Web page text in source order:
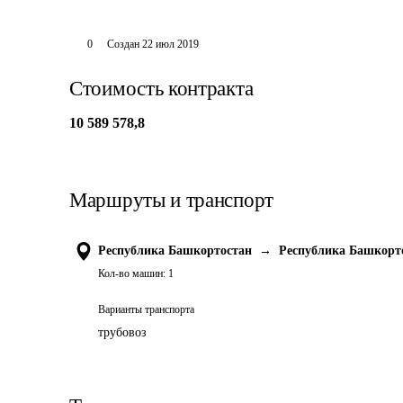
0 Создан 22 июл 2019
Стоимость контракта
10 589 578,8
Маршруты и транспорт
Республика Башкортостан → Республика
Кол-во машин: 1
Варианты транспорта
трубовоз